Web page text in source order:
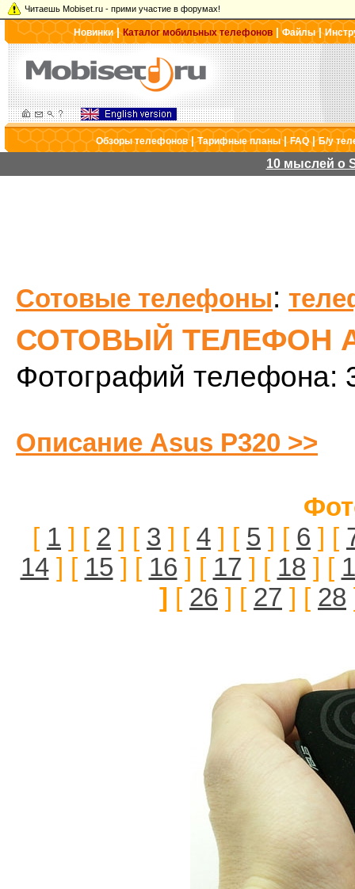
Читаешь Mobiset.ru - прими участие в форумах!
Новинки|Каталог мобильных телефонов |Файлы|
Обзоры телефонов|Тарифные планы|FAQ|Б/у
10 мыслей о
Сотовые телефоны:
СОТОВЫЙ ТЕЛЕФОН
Фотографий телефона:
Описание Asus P320 >>
[ 1 ] [ 2 ] [ 3 ] [ 4 ] [ 5 ] [ 6 ] [
14] [ 15 ] [ 16 ] [ 17 ] [ 18 ] [
] [ 26 ] [ 27 ] [ 28